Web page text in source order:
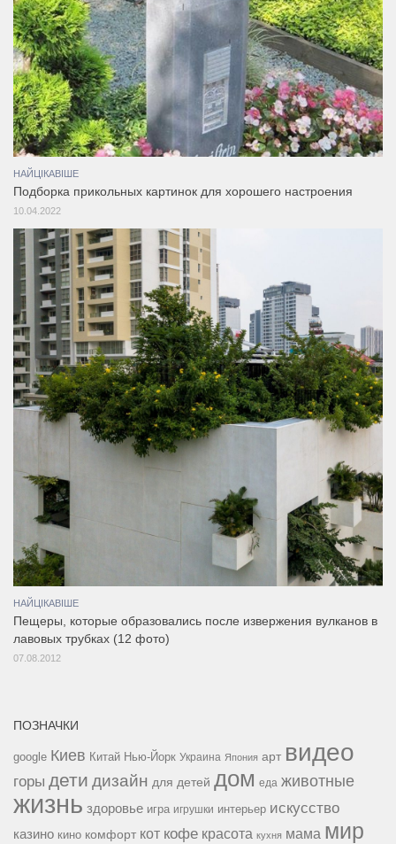
НАЙЦІКАВІШЕ
Подборка прикольных картинок для хорошего настроения
10.04.2022
НАЙЦІКАВІШЕ
Пещеры, которые образовались после извержения вулканов в
лавовых трубках (12 фото)
07.08.2012
ПОЗНАЧКИ
google Киев Китай Нью-Йорк Украина Япония арт видео
горы дети дизайн для детей дом еда животные
жизнь здоровье игра игрушки интерьер искусство
казино кино комфорт кот кофе красота кухня мама мир